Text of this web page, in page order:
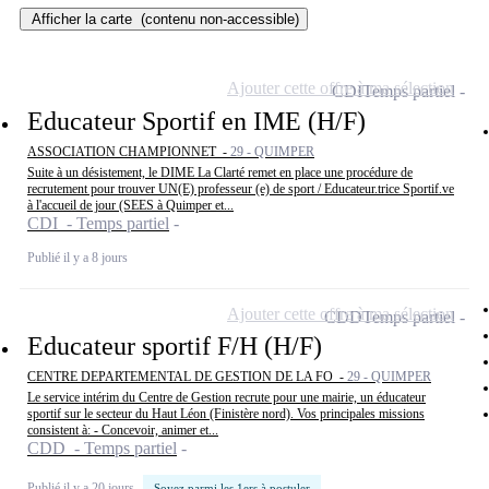
Afficher la carte (contenu non-accessible)
Educateur Sportif en IME (H/F)
ASSOCIATION CHAMPIONNET - 29 - QUIMPER
Suite à un désistement, le DIME La Clarté remet en place une procédure de
recrutement pour trouver UN(E) professeur (e) de sport / Educateur.trice Sportif.ve
à l'accueil de jour (SEES à Quimper et...
CDI - Temps partiel
Publié il y a 8 jours
CDITemps partiel
Ajouter cette offre à ma sélection
Educateur sportif F/H (H/F)
CENTRE DEPARTEMENTAL DE GESTION DE LA FO - 29 - QUIMPER
Le service intérim du Centre de Gestion recrute pour une mairie, un éducateur
sportif sur le secteur du Haut Léon (Finistère nord). Vos principales missions
consistent à: - Concevoir, animer et...
CDD - Temps partiel
CDDTemps partiel
Ajouter cette offre à ma sélection